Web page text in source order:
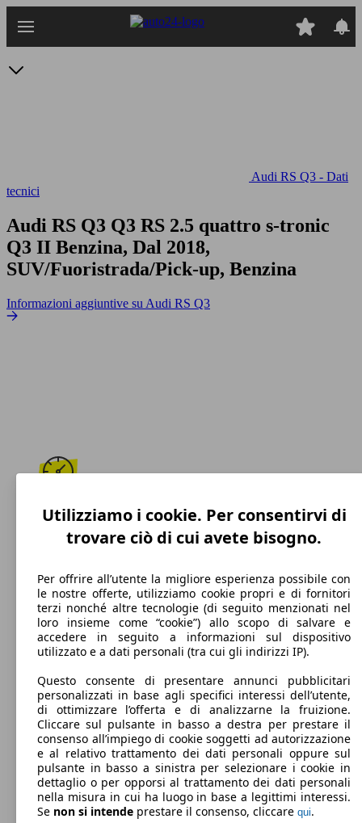
Audi RS Q3 - Dati
tecnici
Audi RS Q3 Q3 RS 2.5 quattro s-tronic
Q3 II Benzina, Dal 2018,
SUV/Fuoristrada/Pick-up, Benzina
Informazioni aggiuntive su Audi RS Q3
250 km/h
Velocità massima
Benzina
Carburante
201 g/km
Emissioni di CO2 (combinato)*
Utilizziamo i cookie. Per consentirvi di
trovare ciò di cui avete bisogno.
Per offrire all’utente la migliore esperienza possibile con
le nostre offerte, utilizziamo cookie propri e di fornitori
terzi nonché altre tecnologie (di seguito menzionati nel
loro insieme come “cookie”) allo scopo di salvare e
accedere in seguito a informazioni sul dispositivo
utilizzato e a dati personali (tra cui gli indirizzi IP).
Questo consente di presentare annunci pubblicitari
personalizzati in base agli specifici interessi dell’utente,
di ottimizzare l’offerta e di analizzarne la fruizione.
Cliccare sul pulsante in basso a destra per prestare il
consenso all’impiego di cookie soggetti ad autorizzazione
e al relativo trattamento dei dati personali oppure sul
pulsante in basso a sinistra per selezionare i cookie in
dettaglio o per opporsi al trattamento dei dati personali
nella misura in cui ha luogo in base a legittimi interessi.
Se non si intende prestare il consenso, cliccare qui.